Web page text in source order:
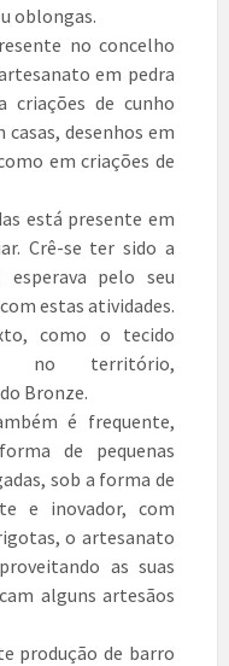
oblongas.
no concelho
em pedra
criações de cunho
desenhos em
em criações de
está presente em
Crê-se ter sido a
pelo seu
estas atividades.
como o tecido
no território,
Bronze.
é frequente,
de pequenas
sob a forma de
e inovador, com
o artesanato
as suas
alguns artesãos
produção de barro